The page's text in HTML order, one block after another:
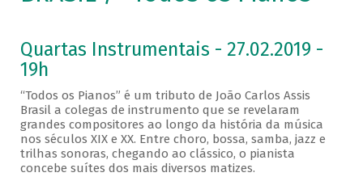
Quartas Instrumentais - 27.02.2019 -
19h
“Todos os Pianos” é um tributo de João Carlos Assis
Brasil a colegas de instrumento que se revelaram
grandes compositores ao longo da história da música
nos séculos XIX e XX. Entre choro, bossa, samba, jazz e
trilhas sonoras, chegando ao clássico, o pianista
concebe suítes dos mais diversos matizes.